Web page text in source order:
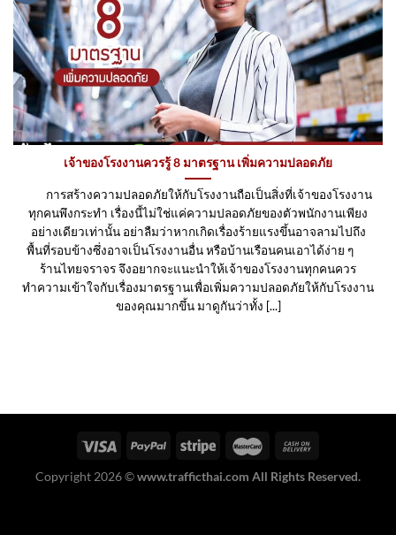
เจ้าของโรงงานควรรู้ 8 มาตรฐาน เพิ่มความปลอดภัย
การสร้างความปลอดภัยให้กับโรงงานถือเป็นสิ่งที่เจ้าของโรงงาน
ทุกคนพึงกระทำ เรื่องนี้ไม่ใช่แค่ความปลอดภัยของตัวพนักงานเพียง
อย่างเดียวเท่านั้น อย่าลืมว่าหากเกิดเรื่องร้ายแรงขึ้นอาจลามไปถึง
พื้นที่รอบข้างซึ่งอาจเป็นโรงงานอื่น หรือบ้านเรือนคนเอาได้ง่าย ๆ
ร้านไทยจราจร จึงอยากจะแนะนำให้เจ้าของโรงงานทุกคนควร
ทำความเข้าใจกับเรื่องมาตรฐานเพื่อเพิ่มความปลอดภัยให้กับโรงงาน
ของคุณมากขึ้น มาดูกันว่าทั้ง [...]
Copyright 2026 ©www.trafficthai.com All Rights Reserved.